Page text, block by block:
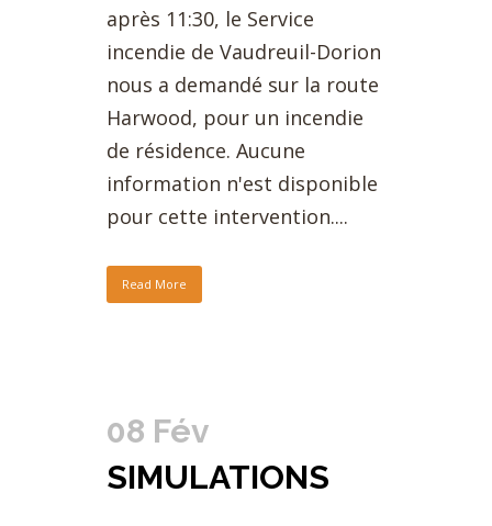
après 11:30, le Service
incendie de Vaudreuil-Dorion
nous a demandé sur la route
Harwood, pour un incendie
de résidence. Aucune
information n'est disponible
pour cette intervention....
Read More
08 Fév
SIMULATIONS